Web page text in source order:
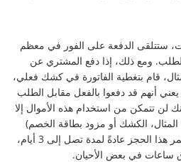
ستتلقى الدفعة على الفور في معظم
ومع ذلك، إذا دفع المشتري عن
قام بتغطية الفاتورة في كشك فعلي،
أنهم قد دفعوا بالفعل مقابل الطلب
لن تتمكن من استخدام هذه الأموال إلا
الكشك أو مزود بطاقة الخصم)
بتحرير هذه الأموال إلينا. قد يستمر هذا الحجز عادةً لمدة تصل إلى 3 أيام،
ساعات في بعض الأحيان.